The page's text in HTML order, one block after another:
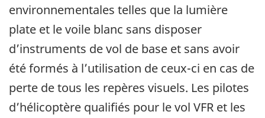
environnementales telles que la lumière
plate et le voile blanc sans disposer
d’instruments de vol de base et sans avoir
été formés à l’utilisation de ceux-ci en cas de
perte de tous les repères visuels. Les pilotes
d’hélicoptère qualifiés pour le vol VFR et les